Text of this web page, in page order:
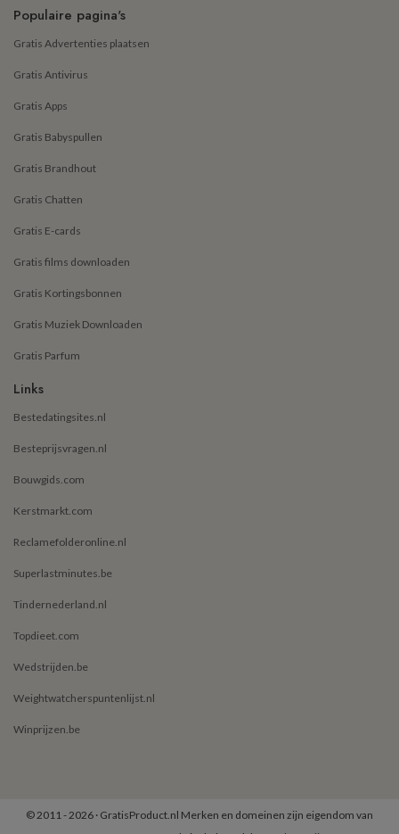
Populaire pagina's
Gratis Advertenties plaatsen
Gratis Antivirus
Gratis Apps
Gratis Babyspullen
Gratis Brandhout
Gratis Chatten
Gratis E-cards
Gratis films downloaden
Gratis Kortingsbonnen
Gratis Muziek Downloaden
Gratis Parfum
Links
Bestedatingsites.nl
Besteprijsvragen.nl
Bouwgids.com
Kerstmarkt.com
Reclamefolderonline.nl
Superlastminutes.be
Tindernederland.nl
Topdieet.com
Wedstrijden.be
Weightwatcherspuntenlijst.nl
Winprijzen.be
© 2011 - 2026 · GratisProduct.nl Merken en domeinen zijn eigendom van